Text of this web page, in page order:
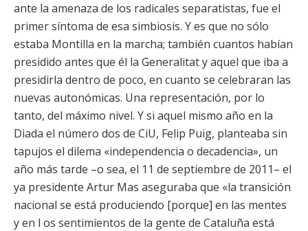
ante la amenaza de los radicales separatistas, fue el
primer síntoma de esa simbiosis. Y es que no sólo
estaba Montilla en la marcha; también cuantos habían
presidido antes que él la Generalitat y aquel que iba a
presidirla dentro de poco, en cuanto se celebraran las
nuevas autonómicas. Una representación, por lo
tanto, del máximo nivel. Y si aquel mismo año en la
Diada el número dos de CiU, Felip Puig, planteaba sin
tapujos el dilema «independencia o decadencia», un
año más tarde –o sea, el 11 de septiembre de 2011– el
ya presidente Artur Mas aseguraba que «la transición
nacional se está produciendo [porque] en las mentes
y en l os sentimientos de la gente de Cataluña está